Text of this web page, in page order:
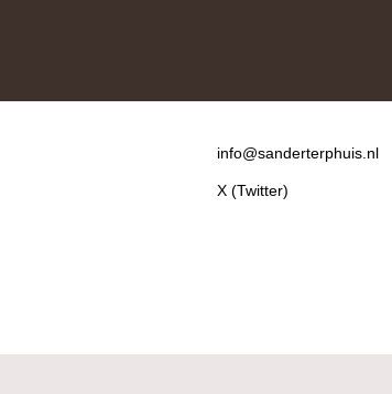
Contact
info@sanderterphuis.nl
X (Twitter)